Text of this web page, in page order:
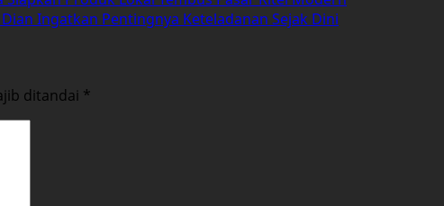
Ingatkan Pentingnya Keteladanan Sejak Dini
ditandai *